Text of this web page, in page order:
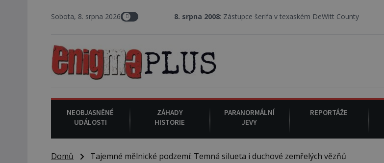
Sobota, 8. srpna 20268. srpna 2008 : Zástupce šerifa v texaském DeWitt County pořizuje video, na
NEOBJASNĚNÉ
UDÁLOSTI
ZÁHADY
HISTORIE
PARANORMÁLNÍ
JEVY
REPORTÁŽE
Domů Tajemné mělnické podzemí: Temná silueta i duchové zemřelých vězňů